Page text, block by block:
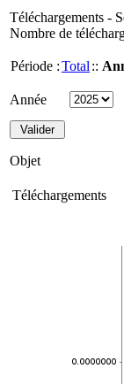
Téléchargements -
Nombre de
Période :Total ::
Année
Objet
Téléchargements